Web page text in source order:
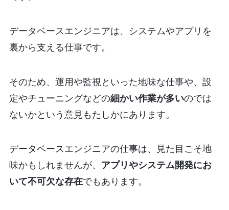
データベースエンジニアは、システムやアプリを
裏から支える仕事です。
そのため、運用や監視といった地味な仕事や、設
定やチューニングなどの細かい作業が多いのでは
ないかという意見もたしかにあります。
データベースエンジニアの仕事は、見た目こそ地
味かもしれませんが、 アプリやシステム開発にお
いて不可欠な存在でもあります。